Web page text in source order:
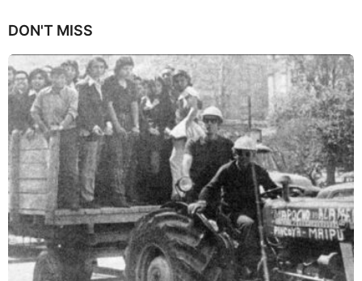
o
DON'T MISS